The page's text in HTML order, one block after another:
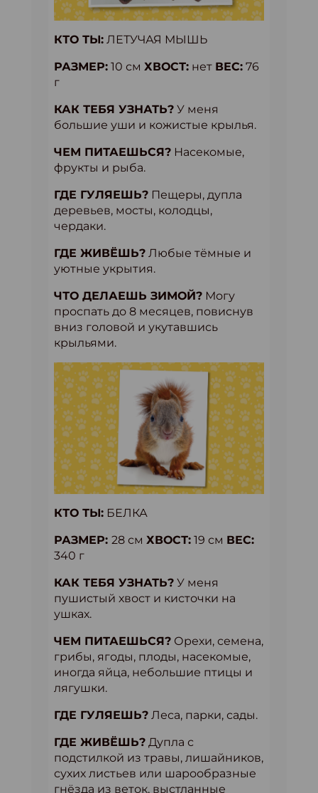
КТО ТЫ: ЛЕТУЧАЯ МЫШЬ
РАЗМЕР: 10 см ХВОСТ: нет ВЕС: 76
г
КАК ТЕБЯ УЗНАТЬ? У меня
большие уши и кожистые крылья.
ЧЕМ ПИТАЕШЬСЯ? Насекомые,
фрукты и рыба.
ГДЕ ГУЛЯЕШЬ? Пещеры, дупла
деревьев, мосты, колодцы,
чердаки.
ГДЕ ЖИВЁШЬ? Любые тёмные и
уютные укрытия.
ЧТО ДЕЛАЕШЬ ЗИМОЙ? Могу
проспать до 8 месяцев, повиснув
вниз головой и укутавшись
крыльями.
КТО ТЫ: БЕЛКА
РАЗМЕР: 28 см ХВОСТ: 19 см ВЕС:
340 г
КАК ТЕБЯ УЗНАТЬ? У меня
пушистый хвост и кисточки на
ушках.
ЧЕМ ПИТАЕШЬСЯ? Орехи, семена,
грибы, ягоды, плоды, насекомые,
иногда яйца, небольшие птицы и
лягушки.
ГДЕ ГУЛЯЕШЬ? Леса, парки, сады.
ГДЕ ЖИВЁШЬ? Дупла с
подстилкой из травы, лишайников,
сухих листьев или шарообразные
гнёзда из веток, выстланные